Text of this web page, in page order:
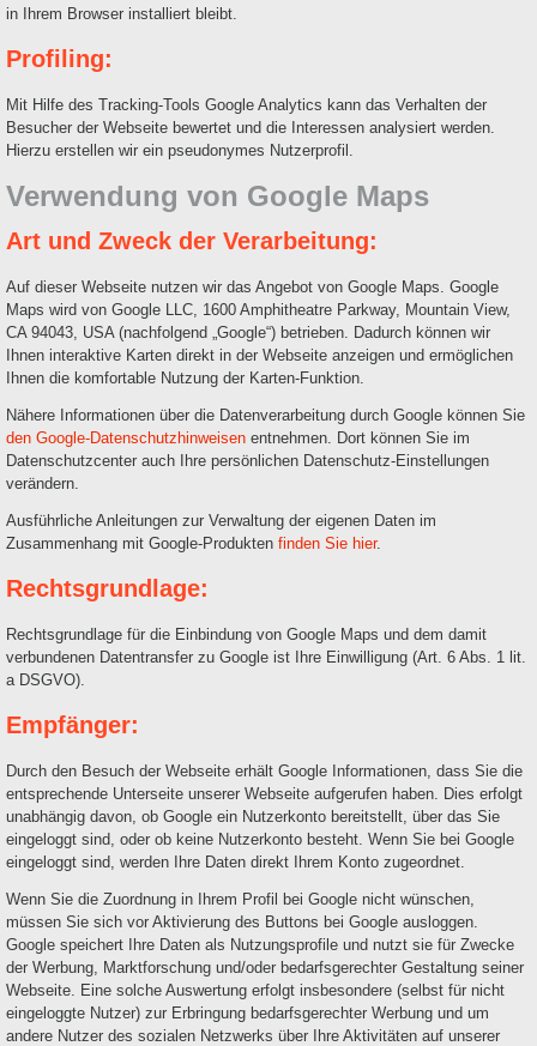
in Ihrem Browser installiert bleibt.
Profiling:
Mit Hilfe des Tracking-Tools Google Analytics kann das Verhalten der
Besucher der Webseite bewertet und die Interessen analysiert werden.
Hierzu erstellen wir ein pseudonymes Nutzerprofil.
Verwendung von Google Maps
Art und Zweck der Verarbeitung:
Auf dieser Webseite nutzen wir das Angebot von Google Maps. Google
Maps wird von Google LLC, 1600 Amphitheatre Parkway, Mountain View,
CA 94043, USA (nachfolgend „Google“) betrieben. Dadurch können wir
Ihnen interaktive Karten direkt in der Webseite anzeigen und ermöglichen
Ihnen die komfortable Nutzung der Karten-Funktion.
Nähere Informationen über die Datenverarbeitung durch Google können Sie
den Google-Datenschutzhinweisen entnehmen. Dort können Sie im
Datenschutzcenter auch Ihre persönlichen Datenschutz-Einstellungen
verändern.
Ausführliche Anleitungen zur Verwaltung der eigenen Daten im
Zusammenhang mit Google-Produkten finden Sie hier.
Rechtsgrundlage:
Rechtsgrundlage für die Einbindung von Google Maps und dem damit
verbundenen Datentransfer zu Google ist Ihre Einwilligung (Art. 6 Abs. 1 lit.
a DSGVO).
Empfänger:
Durch den Besuch der Webseite erhält Google Informationen, dass Sie die
entsprechende Unterseite unserer Webseite aufgerufen haben. Dies erfolgt
unabhängig davon, ob Google ein Nutzerkonto bereitstellt, über das Sie
eingeloggt sind, oder ob keine Nutzerkonto besteht. Wenn Sie bei Google
eingeloggt sind, werden Ihre Daten direkt Ihrem Konto zugeordnet.
Wenn Sie die Zuordnung in Ihrem Profil bei Google nicht wünschen,
müssen Sie sich vor Aktivierung des Buttons bei Google ausloggen.
Google speichert Ihre Daten als Nutzungsprofile und nutzt sie für Zwecke
der Werbung, Marktforschung und/oder bedarfsgerechter Gestaltung seiner
Webseite. Eine solche Auswertung erfolgt insbesondere (selbst für nicht
eingeloggte Nutzer) zur Erbringung bedarfsgerechter Werbung und um
andere Nutzer des sozialen Netzwerks über Ihre Aktivitäten auf unserer